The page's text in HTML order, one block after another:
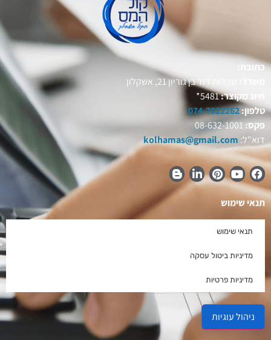
כתובת:
משרד:
שדרות דוד בן גוריון 21, אשקלון
חיוג מקוצר:5481*
טלפון:074-7022262
פקס:08-632-1001
דוא"ל:kolhamas@gmail.com
תנאי שימוש
תנאי שימוש
מדיניות ביטול עסקה
מדיניות פרטיות
ניהול עוגיות